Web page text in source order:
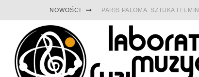
NOWOŚCI PARIS PALOMA: SZTUKA I
CINNAMON GUM MIĘDZY
FRANCUSKI PROG METAL